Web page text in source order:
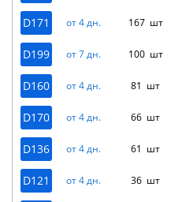
D171 от 4 дн. 167 шт
D199 от 7 дн. 100 шт
D160 от 4 дн. 81 шт
D170 от 4 дн. 66 шт
D136 от 4 дн. 61 шт
D121 от 4 дн. 36 шт